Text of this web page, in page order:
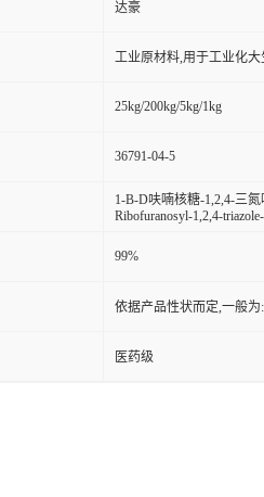
达豪
工业原材料,用于工业化大
25kg/200kg/5kg/1kg
36791-04-5
1-B-D呋喃核糖-1,2,4-三
Ribofuranosyl-1,2,4-
99%
依据产品性状而定,一般
医药级